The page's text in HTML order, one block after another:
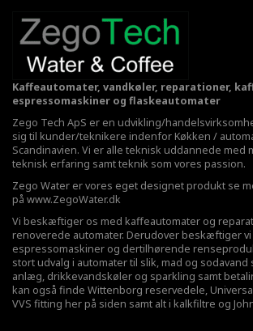
Kaffeautomater, vandkøler, reparationer,
espressomaskiner og flaskeautomater
Zego Tech ApS er en udvikling/
sig til kunder/teknikere indenfor Køkken /
Scandinavien. Vi er alle teknisk uddannede med
teknisk erfaring samt teknik som vores passion.
Zego Water er vores eget designet produkt se
på www.ZegoWater.dk
Vi beskæftiger os med kaffeautomater og
renoverede automater. Derudover beskæftiger vi
espressomaskiner og dertilhørende
stort udvalg i automater til slik, mad og sodavand
anlæg, drikkevandskøler og sparkling samt
kan også finde Wittenborg reservedele,
VVS fitting her på siden samt alt i kalkfiltre og